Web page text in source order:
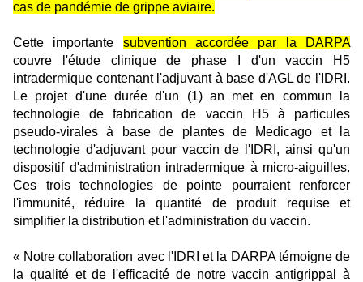
cas de pandémie de grippe aviaire.
Cette importante subvention accordée par la DARPA
couvre l'étude clinique de phase I d'un vaccin H5
intradermique contenant l'adjuvant à base d'AGL de l'IDRI.
Le projet d'une durée d'un (1) an met en commun la
technologie de fabrication de vaccin H5 à particules
pseudo-virales à base de plantes de Medicago et la
technologie d'adjuvant pour vaccin de l'IDRI, ainsi qu'un
dispositif d'administration intradermique à micro-aiguilles.
Ces trois technologies de pointe pourraient renforcer
l'immunité, réduire la quantité de produit requise et
simplifier la distribution et l'administration du vaccin.
« Notre collaboration avec l'IDRI et la DARPA témoigne de
la qualité et de l'efficacité de notre vaccin antigrippal à